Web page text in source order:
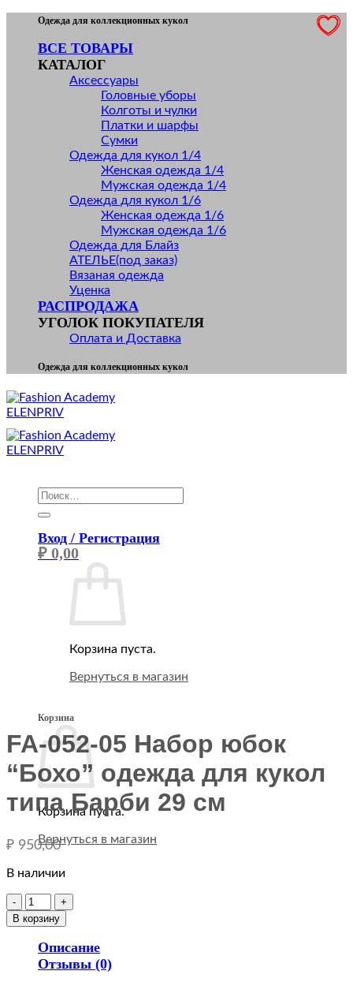
content
Одежда для коллекционных кукол
ВСЕ ТОВАРЫ
КАТАЛОГ
Аксессуары
Головные уборы
Колготы и чулки
Платки и шарфы
Сумки
Одежда для кукол 1/4
Женская одежда 1/4
Мужская одежда 1/4
Одежда для кукол 1/6
Женская одежда 1/6
Мужская одежда 1/6
Одежда для Блайз
АТЕЛЬЕ(под заказ)
Вязаная одежда
Уценка
РАСПРОДАЖА
УГОЛОК ПОКУПАТЕЛЯ
Оплата и Доставка
Одежда для коллекционных кукол
Искать:
Вход / Регистрация
₽ 0,00
Корзина пуста.
Вернуться в магазин
Корзина
Корзина пуста.
Вернуться в магазин
FA-052-05 Набор юбок
“Бохо” одежда для кукол
типа Барби 29 см
₽ 950,00
В наличии
Количество
товара
FA-
052-
В корзину
Описание
Отзывы (0)